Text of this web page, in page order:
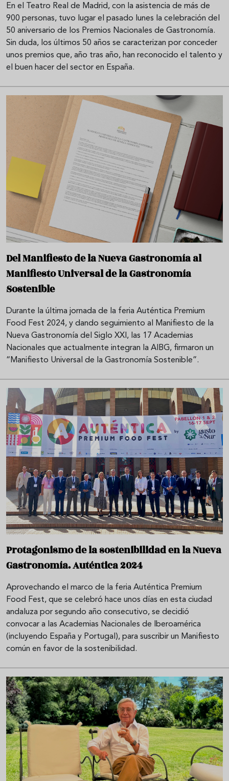
En el Teatro Real de Madrid, con la asistencia de más de
900 personas, tuvo lugar el pasado lunes la celebración del
50 aniversario de los Premios Nacionales de Gastronomía.
Sin duda, los últimos 50 años se caracterizan por conceder
unos premios que, año tras año, han reconocido el talento y
el buen hacer del sector en España.
Del Manifiesto de la Nueva Gastronomía al
Manifiesto Universal de la Gastronomía
Sostenible
Durante la última jornada de la feria Auténtica Premium
Food Fest 2024, y dando seguimiento al Manifiesto de la
Nueva Gastronomía del Siglo XXI, las 17 Academias
Nacionales que actualmente integran la AIBG, firmaron un
“Manifiesto Universal de la Gastronomía Sostenible”.
Protagonismo de la sostenibilidad en la Nueva
Gastronomía. Auténtica 2024
Aprovechando el marco de la feria Auténtica Premium
Food Fest, que se celebró hace unos días en esta ciudad
andaluza por segundo año consecutivo, se decidió
convocar a las Academias Nacionales de Iberoamérica
(incluyendo España y Portugal), para suscribir un Manifiesto
común en favor de la sostenibilidad.